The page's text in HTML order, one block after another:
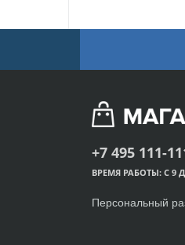
+7 495 111-
ВРЕМЯ РАБОТЫ: С 9
Персональный